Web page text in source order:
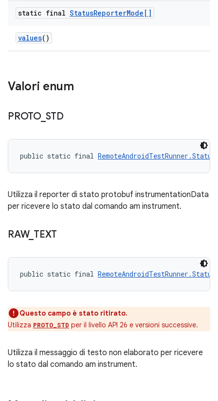
static final StatusReporterMode[]
values()
Valori enum
PROTO_ STD
public static final
Utilizza il reporter di stato protobuf instrumentationData
per ricevere lo stato dal comando am instrument.
RAW_ TEXT
public static final
Questo campo è stato ritirato.
Utilizza PROTO_STD per il livello API 26 e versioni successive.
Utilizza il messaggio di testo non elaborato per ricevere
lo stato dal comando am instrument.